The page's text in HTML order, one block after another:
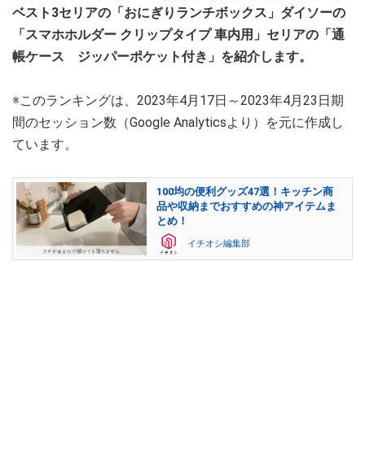
ベスト3セリアの「おにぎりランチボックス」ダイソーの
「スマホホルダー クリップタイプ 車内用」セリアの「通
帳ケース ジッパーポケット付き」を紹介します。
※このランキングは、2023年4月17日～2023年4月23日期
間のセッション数（Google Analyticsより）を元に作成し
ています。
100均の便利グッズ47選！キッチン商
品や収納までおすすめの神アイテムま
とめ！
イチオシ編集部